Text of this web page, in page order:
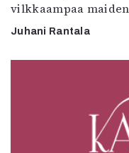
vilkkaampaa
Juhani Rantala